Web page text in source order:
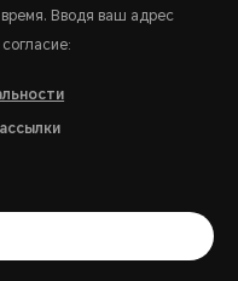
Вводя ваш адрес